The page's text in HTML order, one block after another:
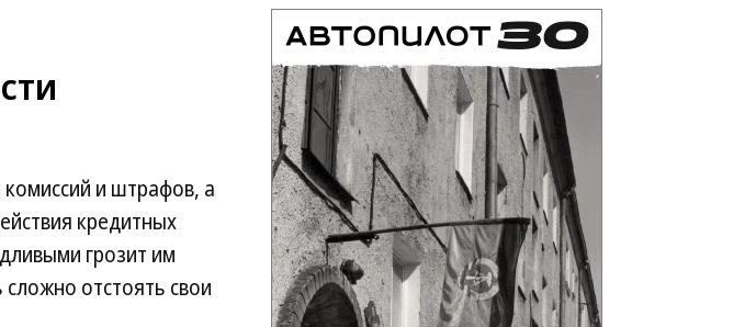
и штрафов, а
кредитных
грозит им
отстоять свои